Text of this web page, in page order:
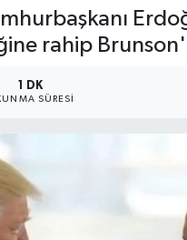
rahip
1 DK
SÜRESI